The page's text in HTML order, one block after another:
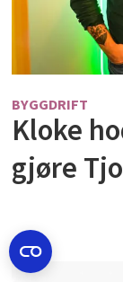
BYGGDRIFT
Kloke
gjøre